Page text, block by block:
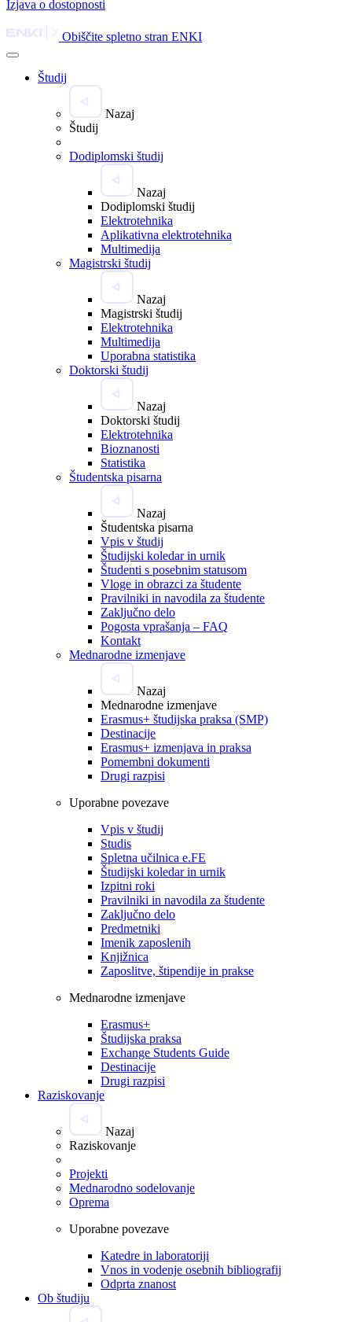
Izjava o dostopnosti
Obiščite spletno stran ENKI
Študij
Nazaj
Študij
Dodiplomski študij
Nazaj
Dodiplomski študij
Elektrotehnika
Aplikativna elektrotehnika
Multimedija
Magistrski študij
Nazaj
Magistrski študij
Elektrotehnika
Multimedija
Uporabna statistika
Doktorski študij
Nazaj
Doktorski študij
Elektrotehnika
Bioznanosti
Statistika
Študentska pisarna
Nazaj
Študentska pisarna
Vpis v študij
Študijski koledar in urnik
Študenti s posebnim statusom
Vloge in obrazci za študente
Pravilniki in navodila za študente
Zaključno delo
Pogosta vprašanja – FAQ
Kontakt
Mednarodne izmenjave
Nazaj
Mednarodne izmenjave
Erasmus+ študijska praksa (SMP)
Destinacije
Erasmus+ izmenjava in praksa
Pomembni dokumenti
Drugi razpisi
Uporabne povezave
Vpis v študij
Studis
Spletna učilnica e.FE
Študijski koledar in urnik
Izpitni roki
Pravilniki in navodila za študente
Zaključno delo
Predmetniki
Imenik zaposlenih
Knjižnica
Zaposlitve, štipendije in prakse
Mednarodne izmenjave
Erasmus+
Študijska praksa
Exchange Students Guide
Destinacije
Drugi razpisi
Raziskovanje
Nazaj
Raziskovanje
Projekti
Mednarodno sodelovanje
Oprema
Uporabne povezave
Katedre in laboratoriji
Vnos in vodenje osebnih bibliografij
Odprta znanost
Ob študiju